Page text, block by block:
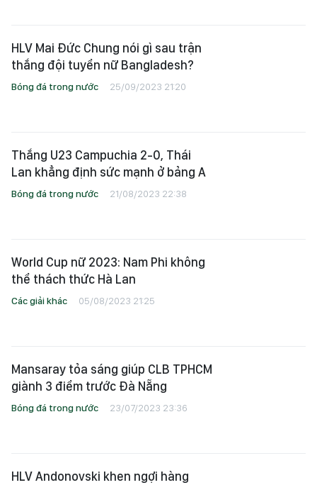
HLV Mai Đức Chung nói gì sau trận
thắng đội tuyển nữ Bangladesh?
Bóng đá trong nước 25/09/2023 21:20
Thắng U23 Campuchia 2-0, Thái
Lan khẳng định sức mạnh ở bảng A
Bóng đá trong nước 21/08/2023 22:38
World Cup nữ 2023: Nam Phi không
thể thách thức Hà Lan
Các giải khác 05/08/2023 21:25
Mansaray tỏa sáng giúp CLB TPHCM
giành 3 điểm trước Đà Nẵng
Bóng đá trong nước 23/07/2023 23:36
HLV Andonovski khen ngợi hàng